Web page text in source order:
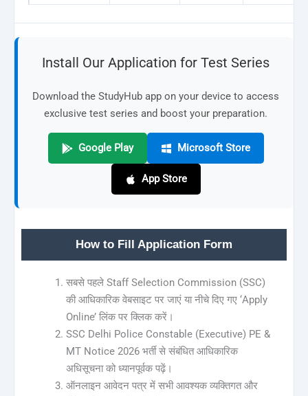
Install Our Application for Test Series
Download the StudyHub app on your device to access
exclusive test series and boost your preparation.
Google Play Microsoft Store
App Store
How to Fill Application Form
सबसे पहले Staff Selection Commission (SSC)
की आधिकारिक वेबसाइट पर जाएं या नीचे दिए गए ‘Apply
Online’ लिंक पर क्लिक करें।
SSC Delhi Police Constable (Executive) PE &
MT Notice 2026 भर्ती से संबंधित आधिकारिक
अधिसूचना को ध्यानपूर्वक पढ़ें।
ऑनलाइन आवेदन पत्र में सभी आवश्यक व्यक्तिगत और